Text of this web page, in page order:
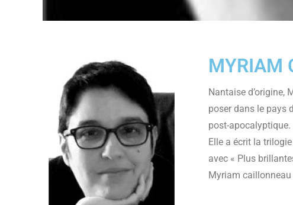
MYRIAM
Nantaise d’origine,
poser dans le pays
post-
Elle a écrit la
avec « Plus
Myriam